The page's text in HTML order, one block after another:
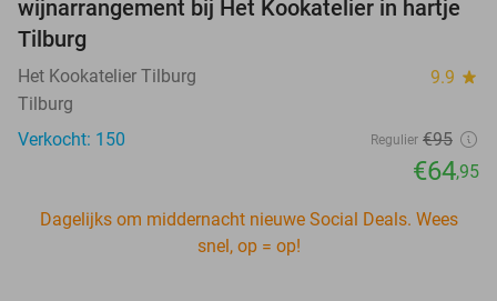
wijnarrangement bij Het Kookatelier in hartje
Tilburg
Het Kookatelier Tilburg 9.9 star
Tilburg
Verkocht: 150
Regulier €95
€64,95
Dagelijks om middernacht nieuwe Social Deals. Wees
snel, op = op!